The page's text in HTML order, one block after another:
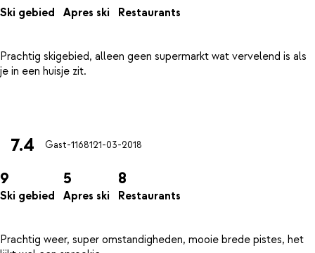
Ski gebied Apres ski Restaurants
Prachtig skigebied, alleen geen supermarkt wat vervelend is als
je in een huisje zit.
7.4 Gast-1168121-03-2018
9
Ski gebied
5
Apres ski
8
Restaurants
Prachtig weer, super omstandigheden, mooie brede pistes, het